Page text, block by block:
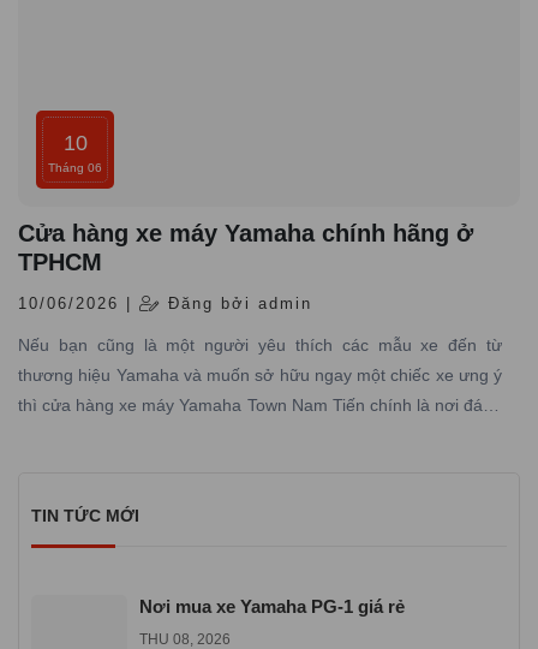
10
Tháng 06
Cửa hàng xe máy Yamaha chính hãng ở
TPHCM
10/06/2026 | Đăng bởi admin
Nếu bạn cũng là một người yêu thích các mẫu xe đến từ
thương hiệu Yamaha và muốn sở hữu ngay một chiếc xe ưng ý
thì cửa hàng xe máy Yamaha Town Nam Tiến chính là nơi đáng
TIN TỨC MỚI
Nơi mua xe Yamaha PG-1 giá rẻ
THU 08, 2026